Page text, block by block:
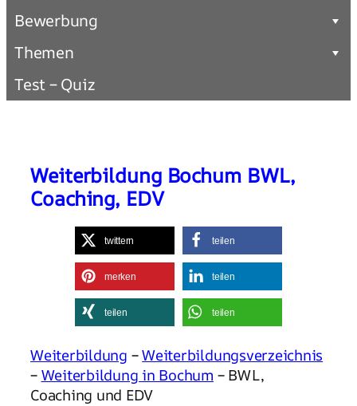
Bewerbung
Themen
Test – Quiz
Weiterbildung Bochum BWL,
Coaching, EDV
twittern teilen
merken teilen
teilen teilen
Weiterbildung –Weiterbildungsverzeichnis
–Weiterbildung in Bochum– BWL,
Coaching und EDV